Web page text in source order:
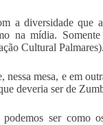
a diversidade que
na mídia.
Cultural Palmares).
nessa mesa, e em
deveria ser de
podemos ser como